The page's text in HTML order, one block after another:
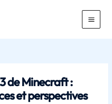
Main
de Minecraft :
et perspectives